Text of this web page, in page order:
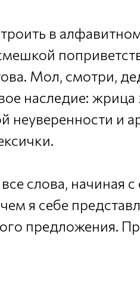
в
Мол, смотри,
наследие:
и
слова, начиная
я себе
предложения.